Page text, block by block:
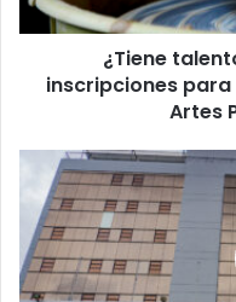
prueba
clave
ingreso
Plásticas
2026
¿Tiene
inscripciones
Artes
(Vídeo)
ve
el
futuro